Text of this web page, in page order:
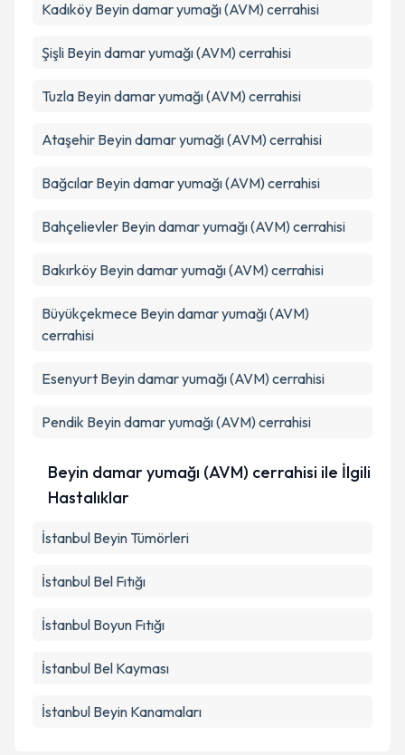
Kişisel verilerimin işlenmesine ilişkinAydınlatma
kapsamda işlenmesini kabul ediyorum.
Takvim Talebini Gönder
Kadıköy Beyin damar yumağı (AVM) cerrahisi
Şişli Beyin damar yumağı (AVM) cerrahisi
Tuzla Beyin damar yumağı (AVM) cerrahisi
Ataşehir Beyin damar yumağı (AVM) cerrahisi
Bağcılar Beyin damar yumağı (AVM) cerrahisi
Bahçelievler Beyin damar yumağı (AVM) cerrahisi
Bakırköy Beyin damar yumağı (AVM) cerrahisi
Büyükçekmece Beyin damar yumağı (AVM)
cerrahisi
Esenyurt Beyin damar yumağı (AVM) cerrahisi
Pendik Beyin damar yumağı (AVM) cerrahisi
Beyin damar yumağı (AVM) cerrahisi ile İlgili
Hastalıklar
İstanbul Beyin Tümörleri
İstanbul Bel Fıtığı
İstanbul Boyun Fıtığı
İstanbul Bel Kayması
İstanbul Beyin Kanamaları